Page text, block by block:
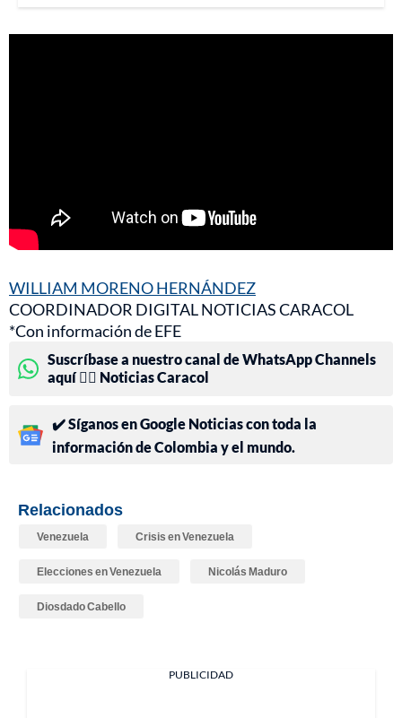
WILLIAM MORENO HERNÁNDEZ
COORDINADOR DIGITAL NOTICIAS CARACOL
*Con información de EFE
Suscríbase a nuestro canal de WhatsApp Channels
aquí 👉🏻 Noticias Caracol
✔️ Síganos en Google Noticias con toda la
información de Colombia y el mundo.
Relacionados
Venezuela Crisis en Venezuela
Elecciones en Venezuela Nicolás Maduro
Diosdado Cabello
PUBLICIDAD